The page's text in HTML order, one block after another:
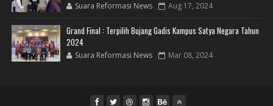
Suara Reformasi News Aug 17, 2024
Grand Final : Terpilih Bujang Gadis Kampus Satya Negara Tahun
2024
Suara Reformasi News Mar 08, 2024